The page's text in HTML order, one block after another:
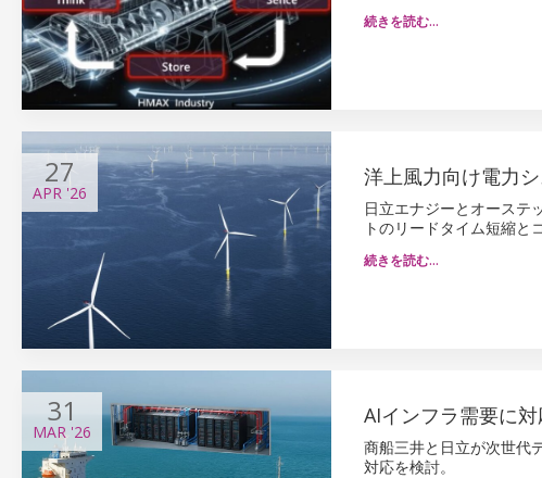
続きを読む…
27
APR '26
洋上風力向け電力
日立エナジーとオーステ
トのリードタイム短縮と
続きを読む…
31
MAR '26
AIインフラ需要に
商船三井と日立が次世代
対応を検討。